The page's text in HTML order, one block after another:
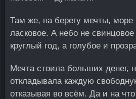
Там же, на берегу мечты, море
ласковое. А небо не свинцовое
круглый год, а голубое и
Мечта стоила больших денег,
откладывала каждую
отказывая во всём. Да и на